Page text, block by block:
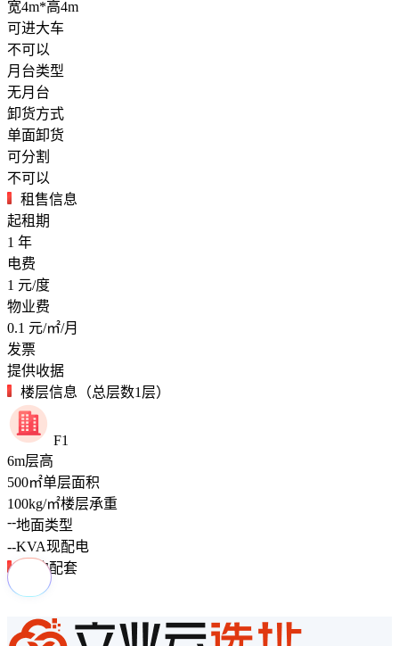
宽4m*高4m
可进大车
不可以
月台类型
无月台
卸货方式
单面卸货
可分割
不可以
租售信息
起租期
1 年
电费
1 元/度
物业费
0.1 元/㎡/月
发票
提供收据
楼层信息（总层数1层）
F1
6m层高
500㎡单层面积
100kg/㎡楼层承重
--地面类型
--KVA现配电
周边配套